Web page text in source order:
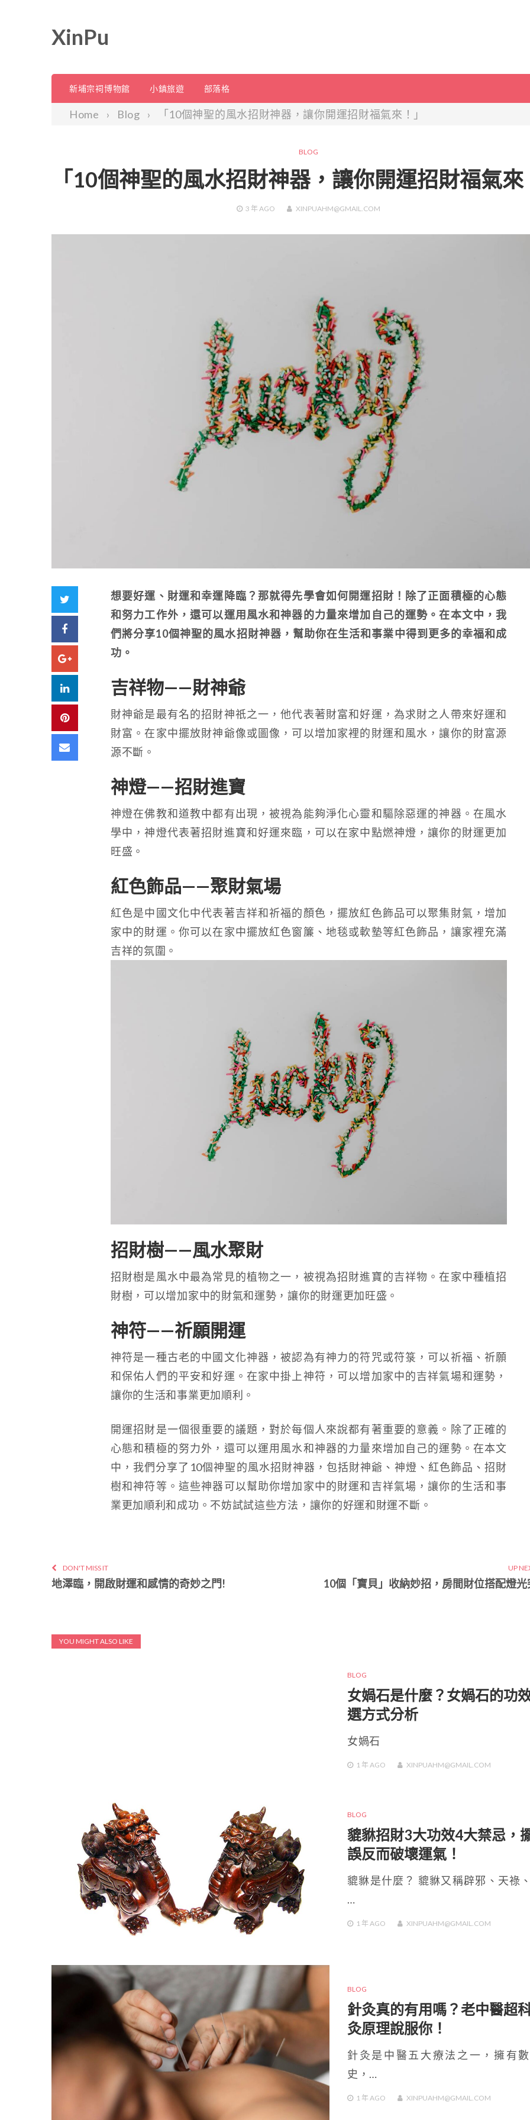
XinPu
新埔宗祠博物館 小鎮旅遊 部落格
Home Blog 「10個神聖的風水招財神器，讓你開運招財福氣來！」
BLOG
「10個神聖的風水招財神器，讓你開運招財福氣來
3 年AGO XINPUAHM@GMAIL.COM
Facebook
Google+
LinkedIn
Pinterest
Email
想要好運、財運和幸運降臨？那就得先學會如何開運招財！除了正面積極的心態
和努力工作外，還可以運用風水和神器的力量來增加自己的運勢。在本文中，我
們將分享10個神聖的風水招財神器，幫助你在生活和事業中得到更多的幸福和成
功。
吉祥物——財神爺
財神爺是最有名的招財神祇之一，他代表著財富和好運，為求財之人帶來好運和
財富。在家中擺放財神爺像或圖像，可以增加家裡的財運和風水，讓你的財富源
源不斷。
神燈——招財進寶
神燈在佛教和道教中都有出現，被視為能夠淨化心靈和驅除惡運的神器。在風水
學中，神燈代表著招財進寶和好運來臨，可以在家中點燃神燈，讓你的財運更加
旺盛。
紅色飾品——聚財氣場
紅色是中國文化中代表著吉祥和祈福的顏色，擺放紅色飾品可以聚集財氣，增加
家中的財運。你可以在家中擺放紅色窗簾、地毯或軟墊等紅色飾品，讓家裡充滿
吉祥的氛圍。
招財樹——風水聚財
招財樹是風水中最為常見的植物之一，被視為招財進寶的吉祥物。在家中種植招
財樹，可以增加家中的財氣和運勢，讓你的財運更加旺盛。
神符——祈願開運
神符是一種古老的中國文化神器，被認為有神力的符咒或符箓，可以祈福、祈願
和保佑人們的平安和好運。在家中掛上神符，可以增加家中的吉祥氣場和運勢，
讓你的生活和事業更加順利。
開運招財是一個很重要的議題，對於每個人來說都有著重要的意義。除了正確的
心態和積極的努力外，還可以運用風水和神器的力量來增加自己的運勢。在本文
中，我們分享了10個神聖的風水招財神器，包括財神爺、神燈、紅色飾品、招財
樹和神符等。這些神器可以幫助你增加家中的財運和吉祥氣場，讓你的生活和事
業更加順利和成功。不妨試試這些方法，讓你的好運和財運不斷。
DON'T MISS IT
地澤臨，開啟財運和感情的奇妙之門!
UP
10個「寶貝」收納妙招，房間財位搭配燈光
YOU MIGHT ALSO LIKE
BLOG
女媧石是什麼？女媧石的功
選方式分析
女媧石
1 年AGO XINPUAHM@GMAIL.COM
BLOG
貔貅招財3大功效4大禁忌，
誤反而破壞運氣！
貔貅是什麼？ 貔貅又稱辟邪、天祿
…
1 年AGO XINPUAHM@GMAIL.COM
BLOG
針灸真的有用嗎？老中醫超
灸原理說服你！
針灸是中醫五大療法之一，擁有
史，…
1 年AGO XINPUAHM@GMAIL.COM